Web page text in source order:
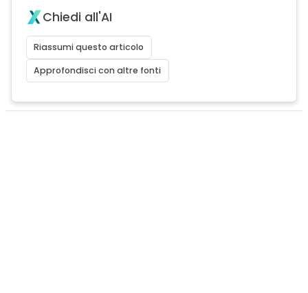
Chiedi all'AI
Riassumi questo articolo
Approfondisci con altre fonti